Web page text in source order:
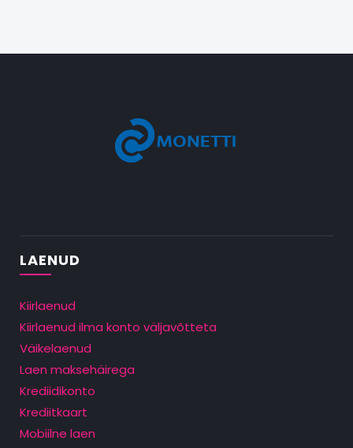
LAENUD
Kiirlaenud
Kiirlaenud ilma konto väljavõtteta
Väikelaenud
Laen maksehäirega
Krediidikonto
Krediitkaart
Mobiilne laen